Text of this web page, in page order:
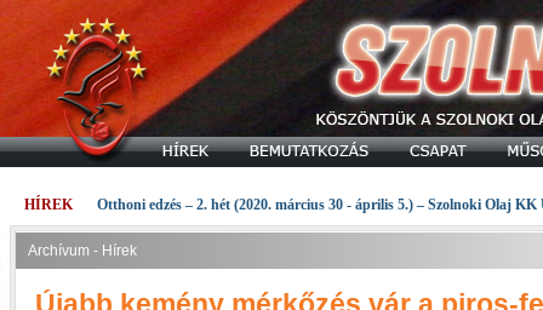
HÍREK Otthoni edzés – 2. hét (2020. március 30 - április 5.) – Szolnoki Olaj KK
Archívum - Hírek